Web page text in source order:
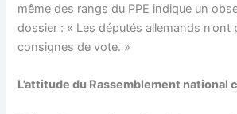
même des rangs du PPE indique un
dossier : « Les députés allemands n’ont
consignes de vote. »
L’attitude du Rassemblement national